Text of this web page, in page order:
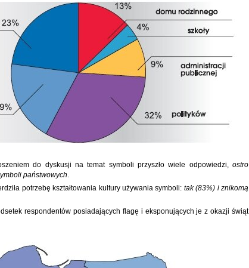
do dyskusji na temat symboli przyszło wiele odpowiedzi, ostro
państwowych.
potrzebę kształtowania kultury używania symboli: tak (83%) i znikomą
respondentów posiadających flagę i eksponujących je z okazji świąt